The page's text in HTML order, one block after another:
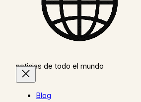
noticias de todo el mundo
Blog